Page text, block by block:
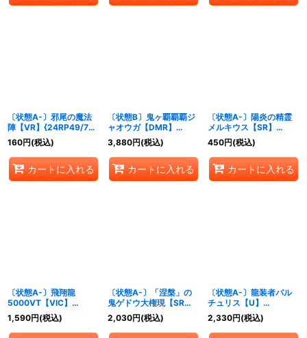
〔状態A-〕邪尾の魔法
陣【VR】{24RP49/76}
《多》
160円(税込)
カートに入れる
〔状態B〕鬼ヶ覇覇覇ジ
ャオウガ【DMR】
{24RP4DM1/DM1}
《多》
3,880円(税込)
カートに入れる
〔状態A-〕陽炎の精霊
メルキウス【SR】
{24RP4秘7/秘24}
《多》
450円(税込)
カートに入れる
〔状態A-〕飛翔龍
5000VT【VIC】
{24RP4TR1/TR9}
《水》
1,590円(税込)
〔状態A-〕「涅槃」の
鬼ゲドウ大権現【SR】
{24RP4秘10/秘24}
《多》
2,030円(税込)
〔状態A-〕龍装者バル
チュリス【U】
{24RP4SP5/SP5}
《火》
2,330円(税込)